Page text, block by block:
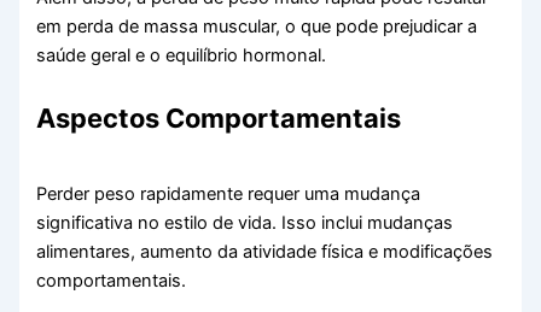
em perda de massa muscular, o que pode prejudicar a
saúde geral e o equilíbrio hormonal.
Aspectos Comportamentais
Perder peso rapidamente requer uma mudança
significativa no estilo de vida. Isso inclui mudanças
alimentares, aumento da atividade física e modificações
comportamentais.